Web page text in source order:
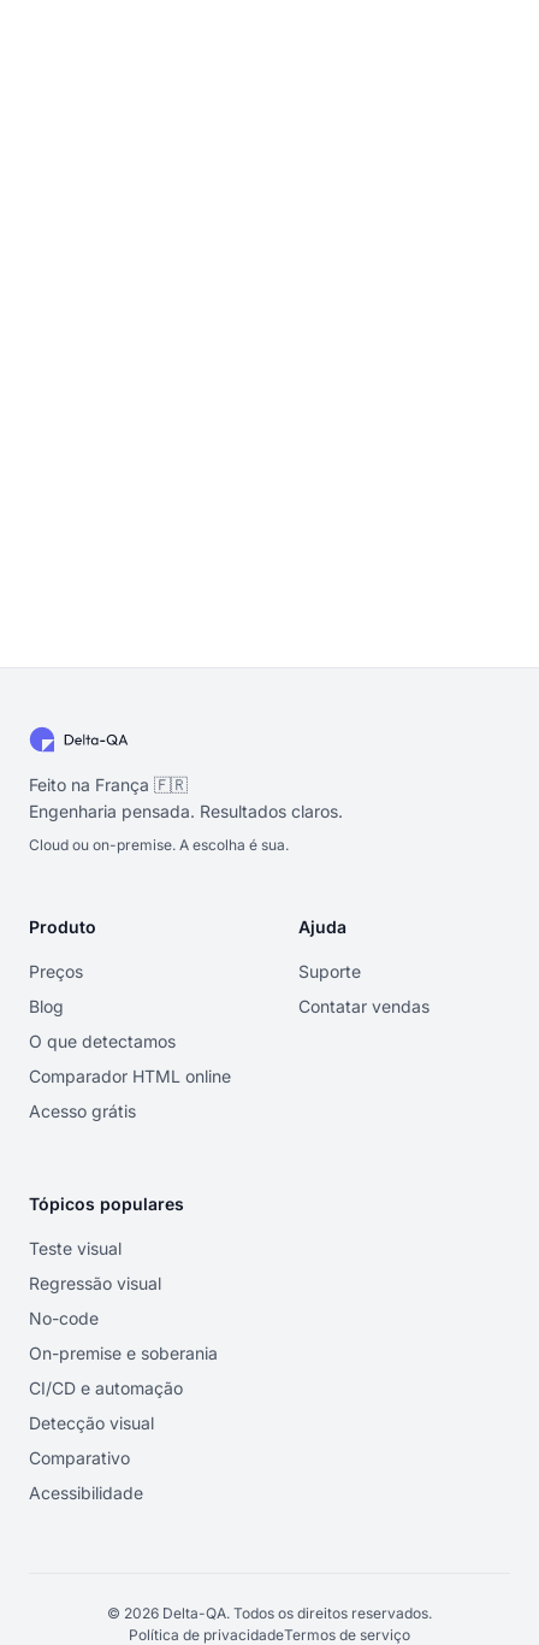
Feito na França 🇫🇷
Engenharia pensada. Resultados claros.
Cloud ou on-premise. A escolha é sua.
Produto
Preços
Blog
O que detectamos
Comparador HTML online
Acesso grátis
Ajuda
Suporte
Contatar vendas
Tópicos populares
Teste visual
Regressão visual
No-code
On-premise e soberania
CI/CD e automação
Detecção visual
Comparativo
Acessibilidade
© 2026 Delta-QA. Todos os direitos reservados.
Política de privacidadeTermos de serviço